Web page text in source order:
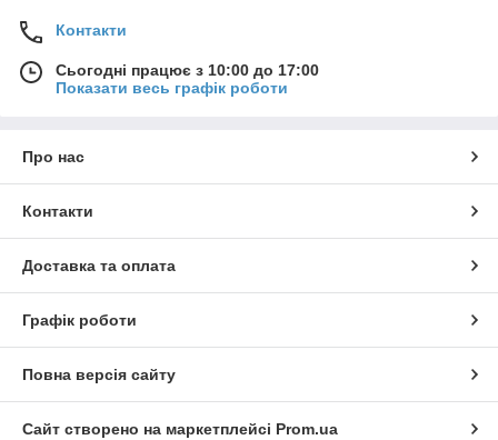
Контакти
Сьогодні працює з 10:00 до 17:00
Показати весь графік роботи
Про нас
Контакти
Доставка та оплата
Графік роботи
Повна версія сайту
Сайт створено на маркетплейсі Prom.ua